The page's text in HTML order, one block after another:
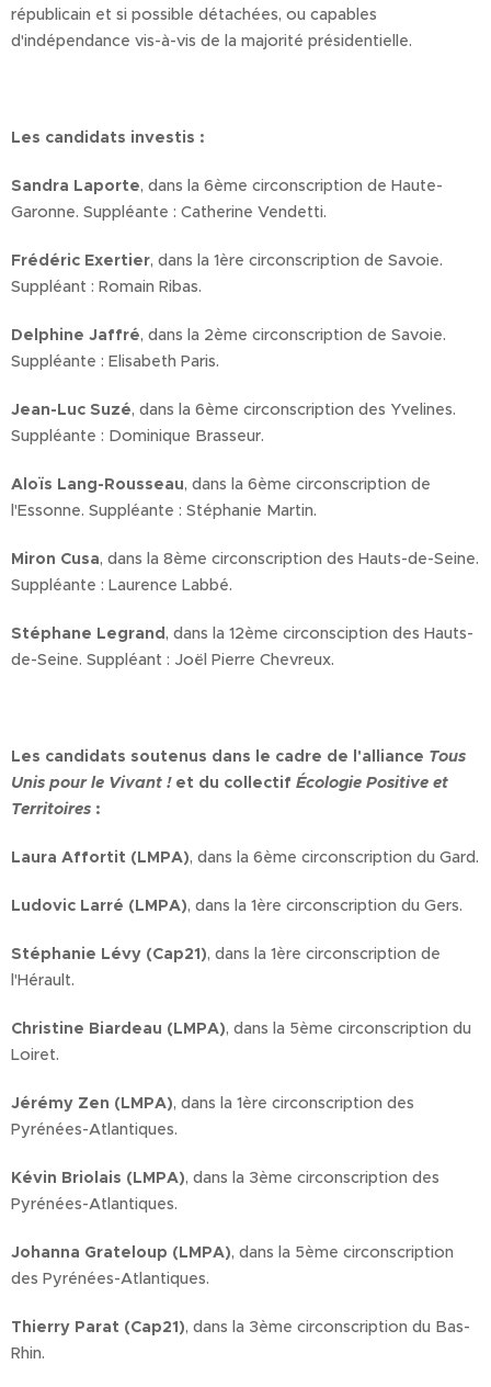
républicain et si possible détachées, ou capables
d'indépendance vis-à-vis de la majorité présidentielle.
Les candidats investis :
Sandra Laporte, dans la 6ème circonscription de Haute-
Garonne. Suppléante : Catherine Vendetti.
Frédéric Exertier, dans la 1ère circonscription de Savoie.
Suppléant : Romain Ribas.
Delphine Jaffré, dans la 2ème circonscription de Savoie.
Suppléante : Elisabeth Paris.
Jean-Luc Suzé, dans la 6ème circonscription des Yvelines.
Suppléante : Dominique Brasseur.
Aloïs Lang-Rousseau, dans la 6ème circonscription de
l'Essonne. Suppléante : Stéphanie Martin.
Miron Cusa, dans la 8ème circonscription des Hauts-de-Seine.
Suppléante : Laurence Labbé.
Stéphane Legrand, dans la 12ème circonsciption des Hauts-
de-Seine. Suppléant : Joël Pierre Chevreux.
Les candidats soutenus dans le cadre de l'alliance Tous
Unis pour le Vivant !et du collectif Écologie Positive et
Territoires :
Laura Affortit (LMPA), dans la 6ème circonscription du Gard.
Ludovic Larré (LMPA), dans la 1ère circonscription du Gers.
Stéphanie Lévy (Cap21), dans la 1ère circonscription de
l'Hérault.
Christine Biardeau (LMPA), dans la 5ème circonscription du
Loiret.
Jérémy Zen (LMPA), dans la 1ère circonscription des
Pyrénées-Atlantiques.
Kévin Briolais (LMPA), dans la 3ème circonscription des
Pyrénées-Atlantiques.
Johanna Grateloup (LMPA), dans la 5ème circonscription
des Pyrénées-Atlantiques.
Thierry Parat (Cap21), dans la 3ème circonscription du Bas-
Rhin.